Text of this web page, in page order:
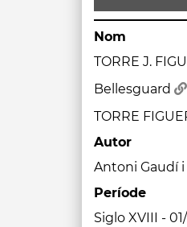
Nom
TORRE J.
Bellesguard
TORRE
Autor
Antoni Gaudí
Període
Siglo XVIII -